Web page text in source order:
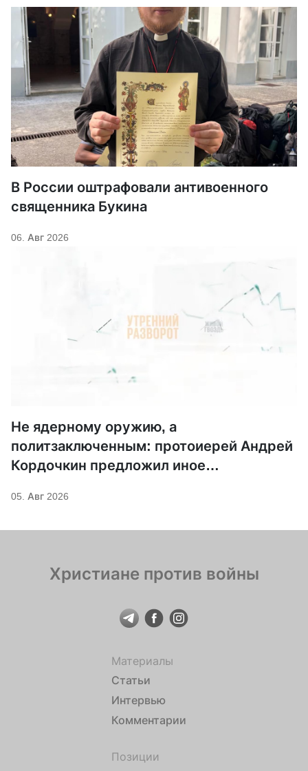
В России оштрафовали антивоенного
священника Букина
06. Авг 2026
Не ядерному оружию, а
политзаключенным: протоиерей Андрей
Кордочкин предложил иное
Саровского
05. Авг 2026
Христиане против войны
Материалы
Статьи
Интервью
Комментарии
Позиции